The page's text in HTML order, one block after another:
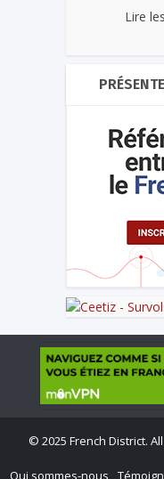
Lire
© 2025 French District.
Qui sommes-nous